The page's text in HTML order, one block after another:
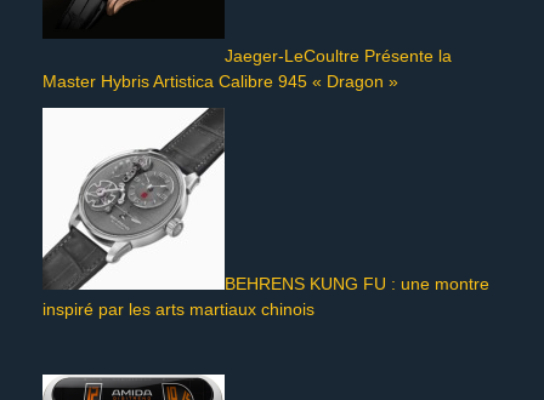
Jaeger-LeCoultre Présente la
Master Hybris Artistica Calibre 945 « Dragon »
BEHRENS KUNG FU : une montre
inspiré par les arts martiaux chinois